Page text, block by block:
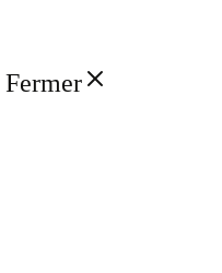
Fermer